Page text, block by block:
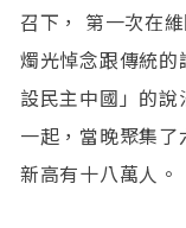
召下， 第一次在
燭光悼念跟傳統
設民主中國」的
一起，當晚聚集
新高有十八萬人。